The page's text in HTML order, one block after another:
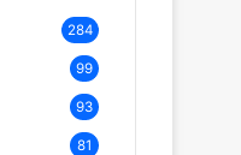
284
99
93
81